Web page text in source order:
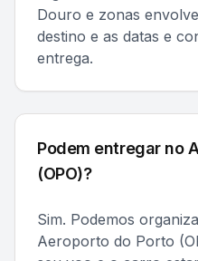
Douro e zonas
destino e as datas e
entrega.
Podem entregar no
(OPO)?
Sim. Podemos
Aeroporto do Porto